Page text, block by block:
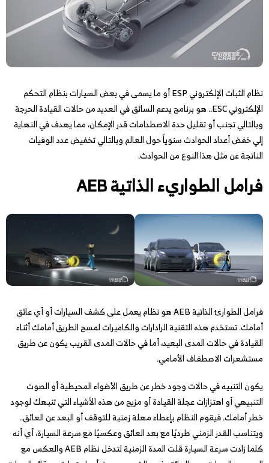
نظام الثبات الإلكتروني ESP أو ما يسمى في بعض السيارات بنظام التحكم
الإلكتروني ESC.. هو برنامج يدعم السائق في العديد من حالات القيادة الحرجة
وبالتالي تجنب أو تقليل حدة الاصطدامات قدر الإمكان، مما يهدف في النهاية
إلي خفض أعداد الحوادث سنوياً حول العالم وبالتالي تخفيض عدد الوفيات
الناتجة عن مثل هذا النوع من الحوادث.
فرامل الطواريء الذاتية AEB
فرامل الطوارئ الذاتية AEB هو نظام يعمل على كشف السيارات أو أي عائق
أمامك. تستخدم هذه التقنية الرادارات والكاميرات لمسح الطريق أمامك أثناء
القيادة في حالات المدى البعيد، أما في حالات المدى القريب يكون عن طريق
مستشعرات الاصطفاف الأمامي.
يكون التنبيه في حالات وجود خطر عن طريق الأضواء المحيطية أو الصوت
التنبيهي أو اهتزازات عجلة القيادة أو مزيج من هذه الأشياء التي تنبهك لوجود
خطر أمامك. فيقوم النظام بإعطاء مهلة زمنية للتوقف أو البعد عن العائق..
ويتناسب القدر الزمني طرديًا مع بعد العائق وعكسيًا مع سرعة السيارة، أي أنه
كلما زادت سرعة السيارة قلت المدة الزمنية لتدخل نظام AEB والعكس مع